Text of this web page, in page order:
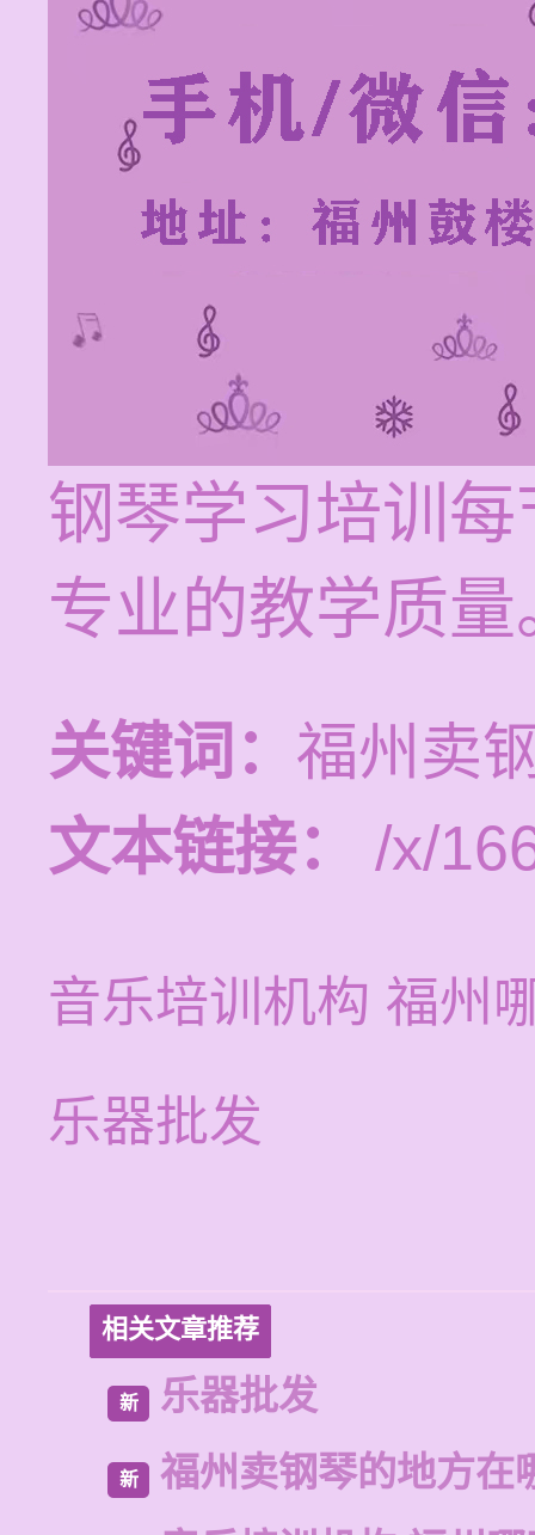
钢琴学习培训
专业的教学质量
关键词： 福州卖
文本链接：
/x/
音乐培训机构 福州
乐器批发
相关文章推荐
新 乐器批发
新
福州卖钢琴的地方在